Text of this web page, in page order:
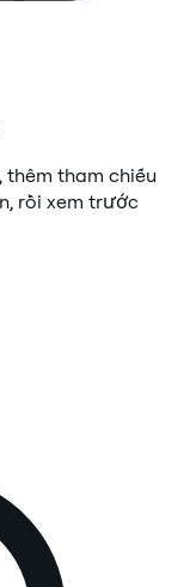
thêm tham chiếu
rồi xem trước